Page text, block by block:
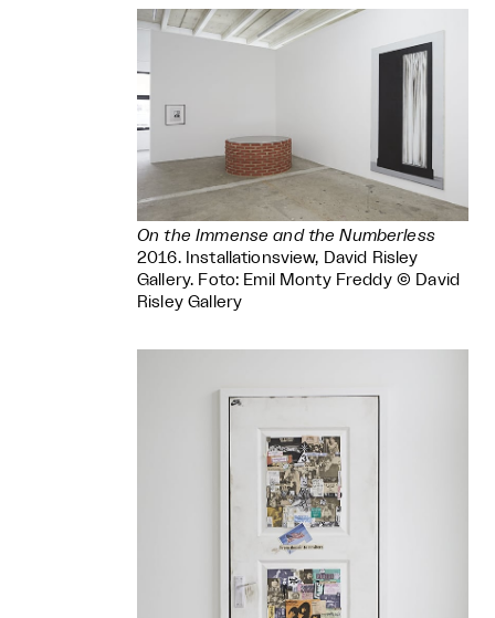
On the Immense and the Numberless
2016. Installationsview, David Risley
Gallery. Foto: Emil Monty Freddy © David
Risley Gallery